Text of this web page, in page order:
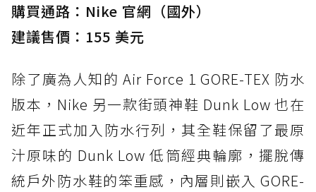
購買通路：Nike 官網（國外）
建議售價：155 美元
除了廣為人知的 Air Force 1 GORE-TEX 防水
版本，Nike 另一款街頭神鞋 Dunk Low 也在
近年正式加入防水行列，其全鞋保留了最原
汁原味的 Dunk Low 低筒經典輪廓，擺脫傳
統戶外防水鞋的笨重感，內層則嵌入 GORE-